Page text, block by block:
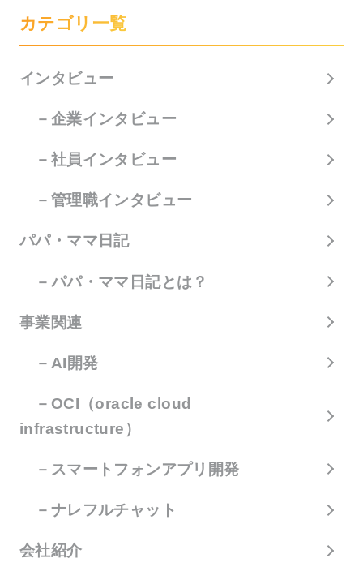
カテゴリ一覧
インタビュー
－企業インタビュー
－社員インタビュー
－管理職インタビュー
パパ・ママ日記
－パパ・ママ日記とは？
事業関連
－AI開発
－OCI（oracle cloud
infrastructure）
－スマートフォンアプリ開発
－ナレフルチャット
会社紹介